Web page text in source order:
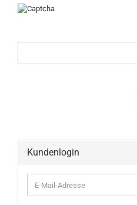
Kundenlogin